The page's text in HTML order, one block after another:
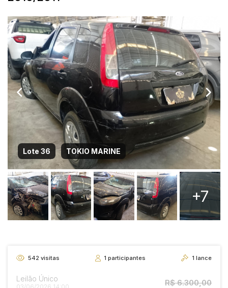
Lote 36 TOKIO MARINE
+7
542 visitas 1participantes 1 lance
Leilão Único R$ 6.300,00